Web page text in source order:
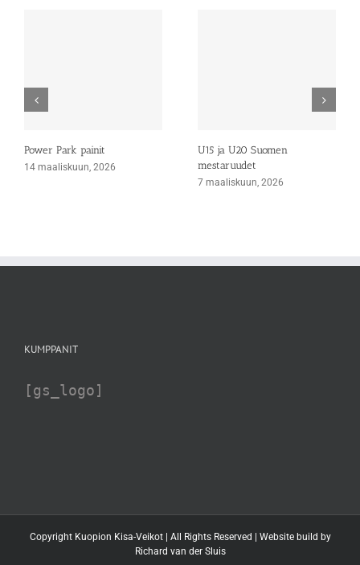
Power Park painit
14 maaliskuun, 2026
U15 ja U20 Suomen
mestaruudet
7 maaliskuun, 2026
KUMPPANIT
[gs_logo]
Copyright Kuopion Kisa-Veikot | All Rights Reserved | Website build by
Richard van der Sluis